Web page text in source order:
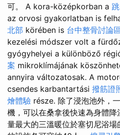
可。 A kora-középkorban a
az orvosi gyakorlatban is
北部 körében is 台中整骨討論
kezelési módszer volt a
gyógyhelyei a különböző
案 mikroklímájának
annyira változatosak. A
csendes karbantartási 撥筋證
燴體驗 része. 除了浸泡池外，
機，可以在桑拿後快速為身體降
量最大的三溫暖位於塞切尼浴